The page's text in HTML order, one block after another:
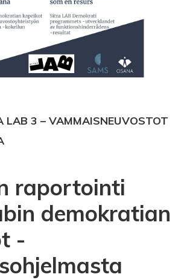
LAB 3 – VAMMAISNEUVOSTOT
raportointi
demokratian
-